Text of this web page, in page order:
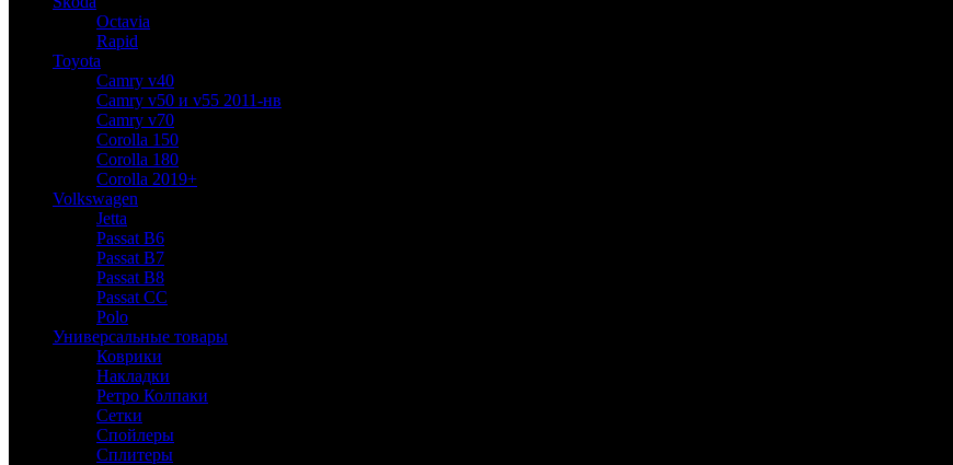
Octavia
Rapid
Toyota
Camry v40
Camry v50 и v55 2011-нв
Camry v70
Corolla 150
Corolla 180
Corolla 2019+
Volkswagen
Jetta
Passat B6
Passat B7
Passat B8
Passat CC
Polo
Универсальные товары
Коврики
Накладки
Ретро Колпаки
Сетки
Спойлеры
Сплитеры